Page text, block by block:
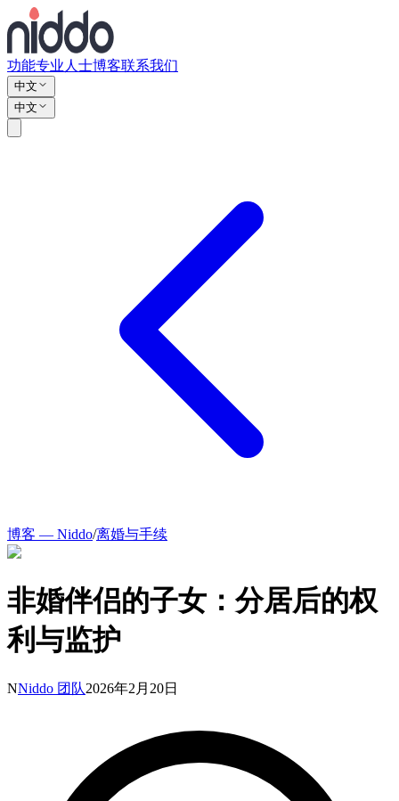
功能专业人士博客联系我们
中文
中文
博客 — Niddo/离婚与手续
非婚伴侣的子女：分居后的权
利与监护
NNiddo 团队2026年2月20日